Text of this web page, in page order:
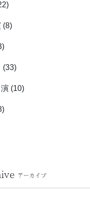
(8)
(33)
(10)
アーカイブ